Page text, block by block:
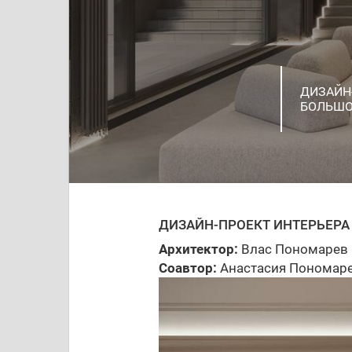
ПОЛЯНА
ПРОЕКТ
ДВОРЕЦ
ДИЗАЙН-ПРОЕКТ
Архитектор: Влас Пономарев
Соавтор:Анастасия